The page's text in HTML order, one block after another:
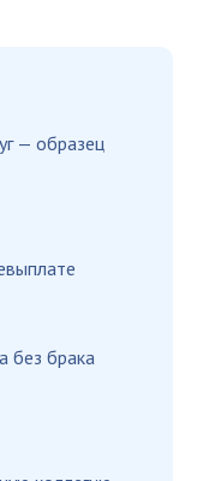
— образец
без брака